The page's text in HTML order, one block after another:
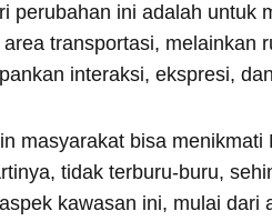
perubahan ini adalah untuk
transportasi, melainkan
interaksi, ekspresi,
masyarakat bisa
tidak terburu-buru,
kawasan ini, mulai dari